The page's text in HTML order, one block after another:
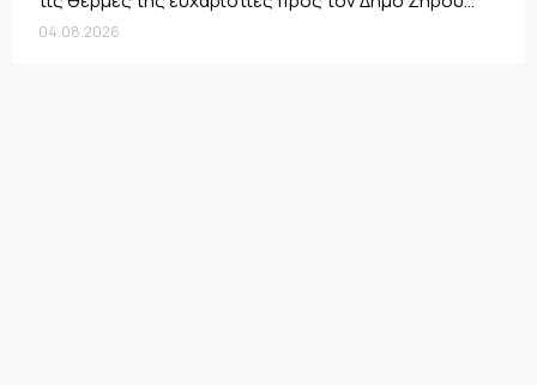
04.08.2026